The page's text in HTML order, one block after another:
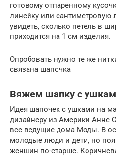
готовому отпаренному
линейку или сантиметровую
увидеть, сколько петель в
приходится на 1 см изделия.
Опробовать нужно те же
связана шапочка
Вяжем шапку с
Идея шапочек с ушками на
дизайнеру из Америки Анне
все ведущие дома Моды. В
молодые люди и дети, но
женщин по-старше.